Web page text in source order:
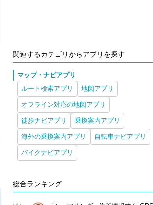
関連するカテゴリからアプリを探す
マップ・ナビアプリ
ルート検索アプリ
地図アプリ
オフライン対応の地図アプリ
徒歩ナビアプリ 乗換案内アプリ
海外の乗換案内アプリ 自転車ナビアプリ
バイクナビアプリ
総合ランキング